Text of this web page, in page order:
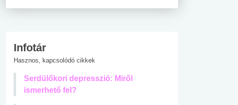
Infotár
Hasznos, kapcsolódó cikkek
Serdülőkori depresszió: Miről
ismerhető fel?